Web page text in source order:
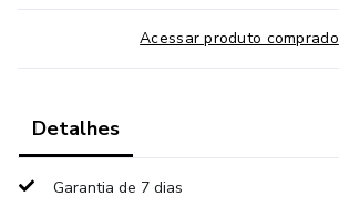
Acessar produto comprado
Detalhes
Garantia de 7 dias